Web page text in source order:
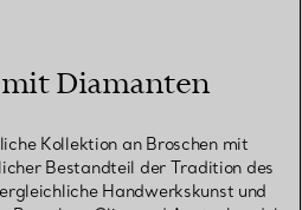
Diamanten
Kollektion an Broschen mit
Bestandteil der Tradition des
Handwerkskunst und